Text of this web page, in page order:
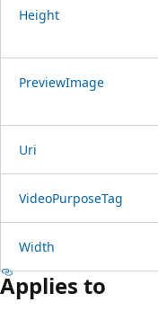
Height
PreviewImage
Uri
VideoPurposeTag
Width
Applies to